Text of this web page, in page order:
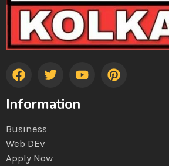
Information
Business
Web DEv
Apply Now